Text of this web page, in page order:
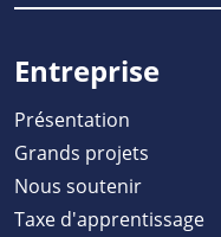
Entreprise
Présentation
Grands projets
Nous soutenir
Taxe d'apprentissage